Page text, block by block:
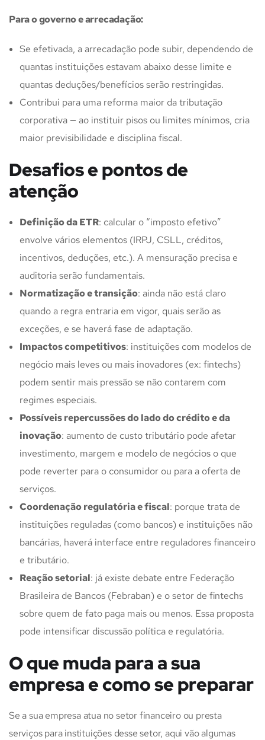
Para o governo e arrecadação:
Se efetivada, a arrecadação pode subir, dependendo de
quantas instituições estavam abaixo desse limite e
quantas deduções/benefícios serão restringidas.
Contribui para uma reforma maior da tributação
corporativa — ao instituir pisos ou limites mínimos, cria
maior previsibilidade e disciplina fiscal.
Desafios e pontos de
atenção
Definição da ETR: calcular o “imposto efetivo”
envolve vários elementos (IRPJ, CSLL, créditos,
incentivos, deduções, etc.). A mensuração precisa e
auditoria serão fundamentais.
Normatização e transição: ainda não está claro
quando a regra entraria em vigor, quais serão as
exceções, e se haverá fase de adaptação.
Impactos competitivos: instituições com modelos de
negócio mais leves ou mais inovadores (ex: fintechs)
podem sentir mais pressão se não contarem com
regimes especiais.
Possíveis repercussões do lado do crédito e da
inovação: aumento de custo tributário pode afetar
investimento, margem e modelo de negócios o que
pode reverter para o consumidor ou para a oferta de
serviços.
Coordenação regulatória e fiscal: porque trata de
instituições reguladas (como bancos) e instituições não
bancárias, haverá interface entre reguladores financeiro
e tributário.
Reação setorial: já existe debate entre Federação
Brasileira de Bancos (Febraban) e o setor de fintechs
sobre quem de fato paga mais ou menos. Essa proposta
pode intensificar discussão política e regulatória.
O que muda para a sua
empresa e como se preparar
Se a sua empresa atua no setor financeiro ou presta
serviços para instituições desse setor, aqui vão algumas